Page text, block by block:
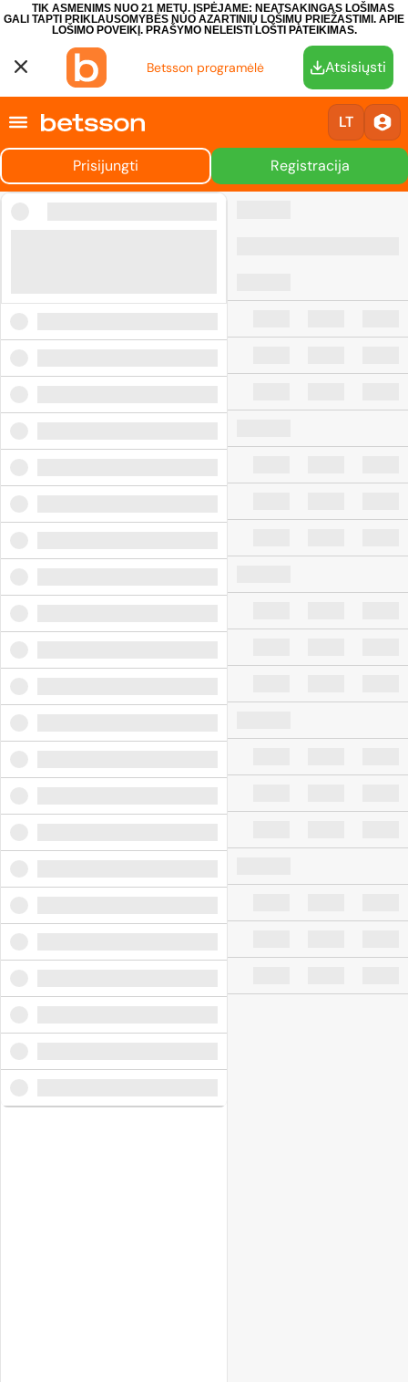
TIK ASMENIMS NUO 21 METŲ. ĮSPĖJAME: NEATSAKINGAS LOŠIMAS
GALI TAPTI PRIKLAUSOMYBĖS NUO AZARTINIŲ LOŠIMŲ PRIEŽASTIMI. APIE
LOŠIMO POVEIKĮ. PRAŠYMO NELEISTI LOŠTI PATEIKIMAS.
Betsson programėlė Atsisiųsti
LT
Prisijungti Registracija